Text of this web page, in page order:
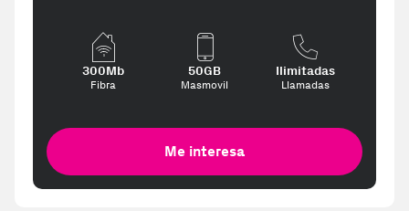
300Mb
Fibra
50GB
Masmovil
Ilimitadas
Llamadas
Me interesa